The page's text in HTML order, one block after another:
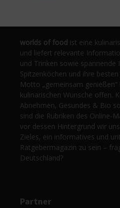
worlds of food ist eine
und liefert relevante
und Trinken sowie spannende
Spitzenköchen und ihre
Motto „gemeinsam genießen“
kulinarischen Wünsche offen.
Abnehmen, Gesundes & Bio
sind die Rubriken des Online-
vor dessen Hintergrund wir
Zieles, ein informatives und
Ratgebermagazin zu sein –
Deutschland?
Partner